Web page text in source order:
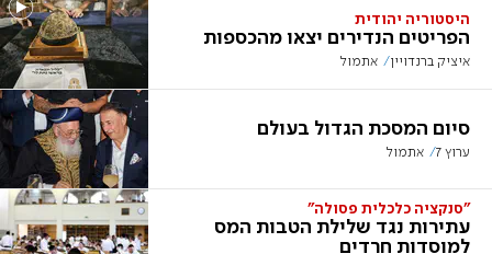
היסטוריה יהודית
הפריטים הנדירים יצאו מהכספות
איציק ברנדויין אתמול
סיום המסכת הגדול בעולם
ערוץ 7 אתמול
"סנקציה כלכלית פסולה"
עתירות נגד שלילת הטבות המס
למוסדות חרדים